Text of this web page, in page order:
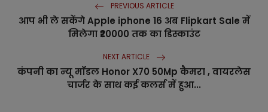
PREVIOUS ARTICLE
आप भी ले सकेंगे Apple iphone 16 अब Flipkart Sale में
मिलेगा ₹20000 तक का डिस्काउंट
NEXT ARTICLE
कंपनी का न्यू मॉडल Honor X70 50Mp कैमरा , वायरलेस
चार्जर के साथ कई कलर्स में हुआ...